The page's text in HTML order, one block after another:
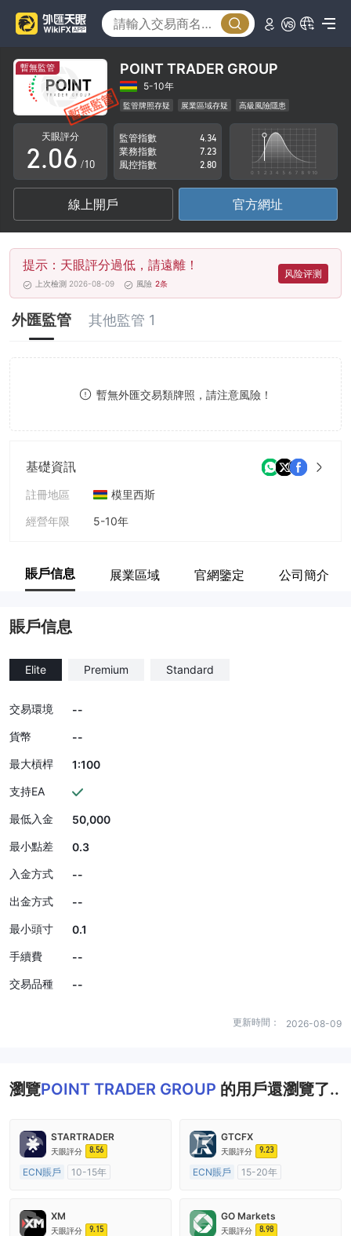
暫無監管 POINT TRADER GROUP
5-10年
監管牌照存疑 展業區域存疑 高級風險隱患
天眼評分
0
1
2
3
4
5
6
7
8
.0
1
2
3
4
5
6
9
2
3
4
5
6
7
8
9
/10
監管指數
4.34
業務指數
7.23
風控指數
2.80
線上開戶 官方網址
提示：天眼評分過低，請遠離！
上次檢測 2026-08-09 風險 2条
风险评测
外匯監管 其他監管 1
暫無外匯交易類牌照，請注意風險！
基礎資訊
註冊地區
模里西斯
經營年限
5-10年
賬戶信息 展業區域 官網鑒定 公司簡介
賬戶信息
Elite Premium Standard
交易環境
--
貨幣
--
最大槓桿
1:100
支持EA
最低入金
50,000
最小點差
0.3
入金方式
--
出金方式
--
最小頭寸
0.1
手續費
--
交易品種
--
更新時間： 2026-08-09
瀏覽POINT TRADER GROUP 的用戶還瀏覽了..
STARTRADER
天眼評分 8.56
ECN賬戶
10-15年
主標MT4
GTCFX
天眼評分 9.23
ECN賬戶
15-20年
主標MT4
XM
天眼評分 9.15
GO Markets
天眼評分 8.98